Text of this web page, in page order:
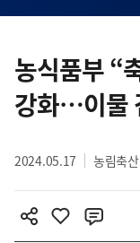
텐
츠
영
농식품부 “
강화…이물
2024.05.17 농림축